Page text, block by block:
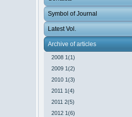
Symbol of Journal
Latest Vol.
Archive of articles
2008 1(1)
2009 1(2)
2010 1(3)
2011 1(4)
2011 2(5)
2012 1(6)